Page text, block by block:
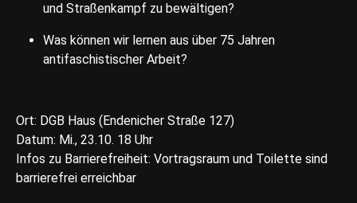
und Straßenkampf zu bewältigen?
Was können wir lernen aus über 75 Jahren
antifaschistischer Arbeit?
Ort: DGB Haus (Endenicher Straße 127)
Datum: Mi., 23.10. 18 Uhr
Infos zu Barrierefreiheit: Vortragsraum und Toilette sind
barrierefrei erreichbar